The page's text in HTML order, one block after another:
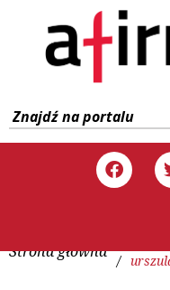
Strona główna /